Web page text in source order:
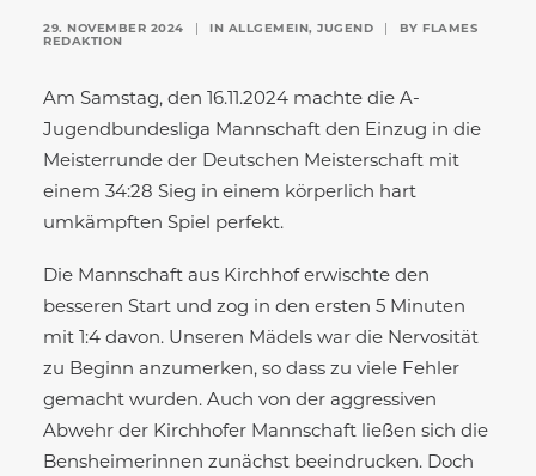
29. NOVEMBER 2024 IN ALLGEMEIN, JUGEND BY FLAMES
REDAKTION
Am Samstag, den 16.11.2024 machte die A-
Jugendbundesliga Mannschaft den Einzug in die
Meisterrunde der Deutschen Meisterschaft mit
einem 34:28 Sieg in einem körperlich hart
umkämpften Spiel perfekt.
Die Mannschaft aus Kirchhof erwischte den
besseren Start und zog in den ersten 5 Minuten
mit 1:4 davon. Unseren Mädels war die Nervosität
zu Beginn anzumerken, so dass zu viele Fehler
gemacht wurden. Auch von der aggressiven
Abwehr der Kirchhofer Mannschaft ließen sich die
Bensheimerinnen zunächst beeindrucken. Doch